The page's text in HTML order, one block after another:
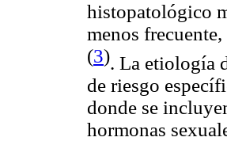
histopatológico
menos
(3). La etiología
de riesgo
donde se
hormonas